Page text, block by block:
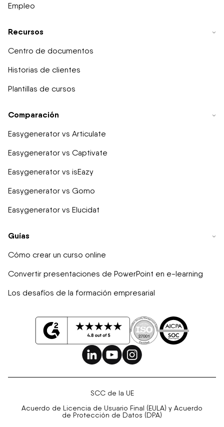
Empleo
Recursos
Centro de documentos
Historias de clientes
Plantillas de cursos
Comparación
Easygenerator vs Articulate
Easygenerator vs Captivate
Easygenerator vs isEazy
Easygenerator vs Gomo
Easygenerator vs Elucidat
Guías
Cómo crear un curso online
Convertir presentaciones de PowerPoint en e-learning
Los desafíos de la formación empresarial
SCC de la UE
Acuerdo de Licencia de Usuario Final (EULA) y Acuerdo
de Protección de Datos (DPA)